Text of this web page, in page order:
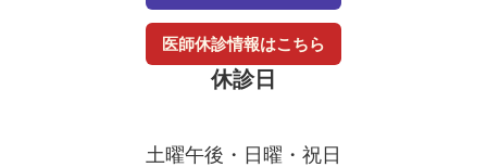
医師休診情報はこちら
休診日
土曜午後・日曜・祝日